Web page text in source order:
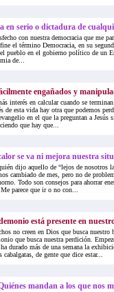
en serio o dictadura de
con nuestra democracia que me
el término Democracia, en su
pueblo en el gobierno político de un
de...
engañados y
interés en calcular cuando se
de esta vida hay otra que podemos
en el que la preguntan a Jesús
que hay que...
se va ni mejora nuestra
dijo aquello de “lejos de nosotros
cambiado de mes, pero no de
Todo son consejos para ahorrar
parece que ir o no con...
está presente en
no creen en Dios que busca nuestro
que busca nuestra perdición.
durado más de una semana la
cabalgatas, de gente que dice estar...
mandan a los que nos